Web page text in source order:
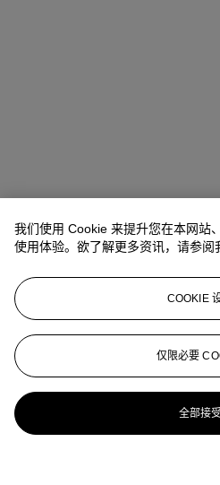
我们使用 Cookie 来提升您在本网站
使用体验。欲了解更多资讯，请参阅
COOKIE
仅限必要
全部接